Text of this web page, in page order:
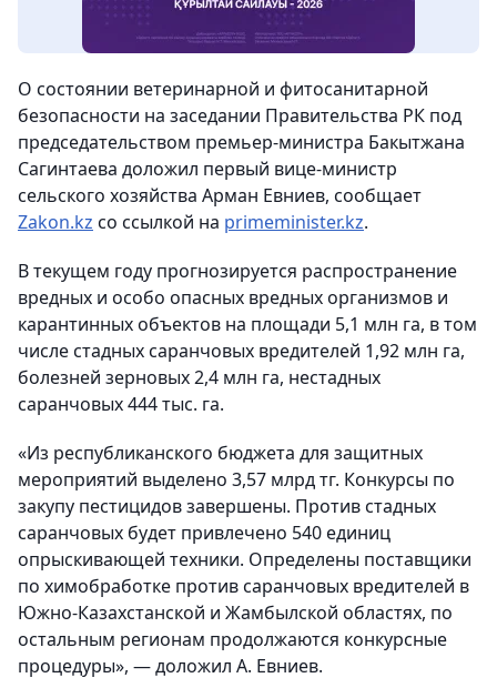
О состоянии ветеринарной и фитосанитарной
безопасности на заседании Правительства РК под
председательством премьер-министра Бакытжана
Сагинтаева доложил первый вице-министр
сельского хозяйства Арман Евниев, сообщает
Zakon.kz со ссылкой на primeminister.kz.
В текущем году прогнозируется распространение
вредных и особо опасных вредных организмов и
карантинных объектов на площади 5,1 млн га, в том
числе стадных саранчовых вредителей 1,92 млн га,
болезней зерновых 2,4 млн га, нестадных
саранчовых 444 тыс. га.
«Из республиканского бюджета для защитных
мероприятий выделено 3,57 млрд тг. Конкурсы по
закупу пестицидов завершены. Против стадных
саранчовых будет привлечено 540 единиц
опрыскивающей техники. Определены поставщики
по химобработке против саранчовых вредителей в
Южно-Казахстанской и Жамбылской областях, по
остальным регионам продолжаются конкурсные
процедуры», — доложил А. Евниев.